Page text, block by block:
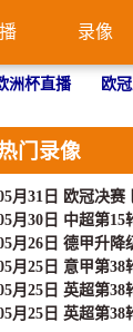
录像
洲杯直播 欧
门录像
月25日 英超第38
月25日 英超第38